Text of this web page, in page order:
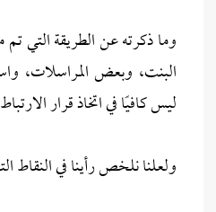
وما ذكرته عن الطريقة التي
البنت، وبعض المراسلات،
ليس كافيًا في اتخاذ قرار
ولعلنا نلخص رأينا في النقاط